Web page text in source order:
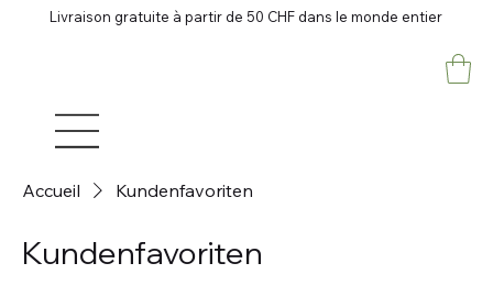
Livraison gratuite à partir de 50 CHF dans le monde entier
Accueil Kundenfavoriten
Kundenfavoriten